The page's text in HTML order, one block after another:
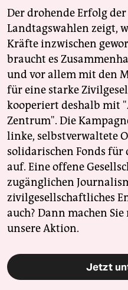
Der drohende Erfolg
Landtagswahlen zeigt,
Kräfte inzwischen
braucht es
und vor allem mit den
für eine starke
kooperiert deshalb mit
Zentrum". Die
linke, selbstverwaltete
solidarischen Fonds für
auf. Eine offene
zugänglichen
zivilgesellschaftliches
auch? Dann machen
unsere Aktion.
Jetzt